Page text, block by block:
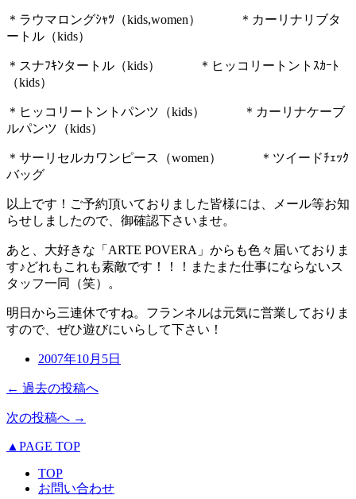
＊ラウマロングｼｬﾂ（kids,women） ＊カーリナリブタ
ートル（kids）
＊スナﾌｷﾝタートル（kids） ＊ヒッコリートントｽｶｰﾄ
（kids）
＊ヒッコリートントパンツ（kids） ＊カーリナケーブ
ルパンツ（kids）
＊サーリセルカワンピース（women） ＊ツイードﾁｪｯｸ
バッグ
以上です！ご予約頂いておりました皆様には、メール等お知
らせしましたので、御確認下さいませ。
あと、大好きな「ARTE POVERA」からも色々届いておりま
す♪どれもこれも素敵です！！！またまた仕事にならないス
タッフ一同（笑）。
明日から三連休ですね。フランネルは元気に営業しておりま
すので、ぜひ遊びにいらして下さい！
2007年10月5日
← 過去の投稿へ
次の投稿へ →
▲PAGE TOP
TOP
お問い合わせ